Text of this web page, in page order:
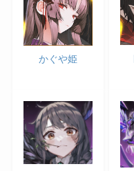
かぐや姫